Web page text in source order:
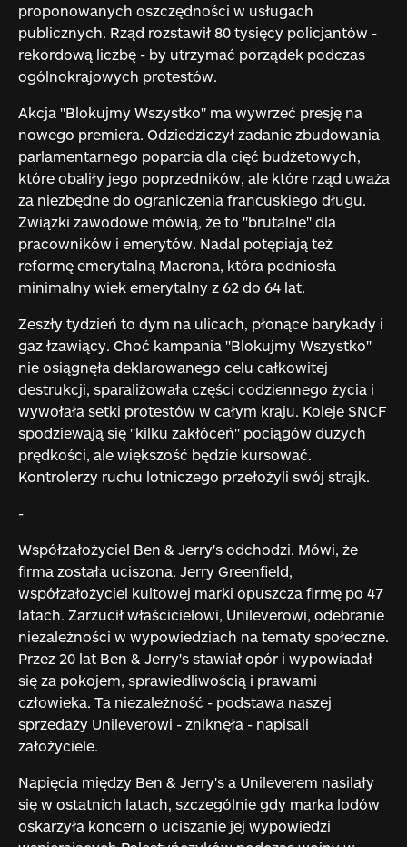
proponowanych oszczędności w usługach
publicznych. Rząd rozstawił 80 tysięcy policjantów -
rekordową liczbę - by utrzymać porządek podczas
ogólnokrajowych protestów.
Akcja "Blokujmy Wszystko" ma wywrzeć presję na
nowego premiera. Odziedziczył zadanie zbudowania
parlamentarnego poparcia dla cięć budżetowych,
które obaliły jego poprzedników, ale które rząd uważa
za niezbędne do ograniczenia francuskiego długu.
Związki zawodowe mówią, że to "brutalne" dla
pracowników i emerytów. Nadal potępiają też
reformę emerytalną Macrona, która podniosła
minimalny wiek emerytalny z 62 do 64 lat.
Zeszły tydzień to dym na ulicach, płonące barykady i
gaz łzawiący. Choć kampania "Blokujmy Wszystko"
nie osiągnęła deklarowanego celu całkowitej
destrukcji, sparaliżowała części codziennego życia i
wywołała setki protestów w całym kraju. Koleje SNCF
spodziewają się "kilku zakłóceń" pociągów dużych
prędkości, ale większość będzie kursować.
Kontrolerzy ruchu lotniczego przełożyli swój strajk.
-
Współzałożyciel Ben & Jerry's odchodzi. Mówi, że
firma została uciszona. Jerry Greenfield,
współzałożyciel kultowej marki opuszcza firmę po 47
latach. Zarzucił właścicielowi, Unileverowi, odebranie
niezależności w wypowiedziach na tematy społeczne.
Przez 20 lat Ben & Jerry's stawiał opór i wypowiadał
się za pokojem, sprawiedliwością i prawami
człowieka. Ta niezależność - podstawa naszej
sprzedaży Unileverowi - zniknęła - napisali
założyciele.
Napięcia między Ben & Jerry's a Unileverem nasilały
się w ostatnich latach, szczególnie gdy marka lodów
oskarżyła koncern o uciszanie jej wypowiedzi